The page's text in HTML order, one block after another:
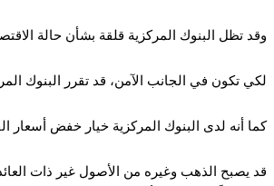
وقد تظل البنوك المركزية قلقة بشأن حالة
لكي تكون في الجانب الآمن، قد تقرر البنوك
كما أنه لدى البنوك المركزية خيار خفض أسعار
قد يصبح الذهب وغيره من الأصول غير ذات العائد